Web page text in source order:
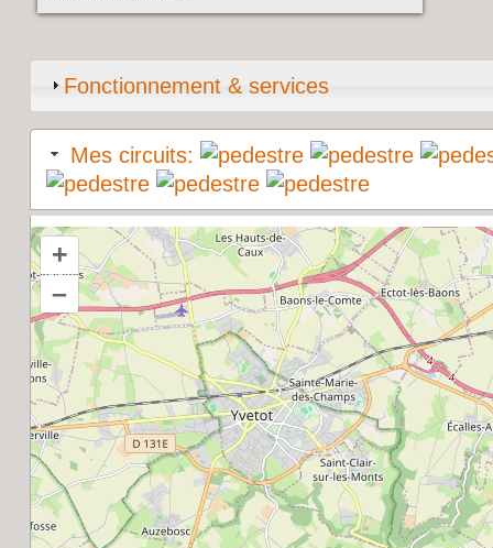
Fonctionnement & services
Mes circuits:
+
–